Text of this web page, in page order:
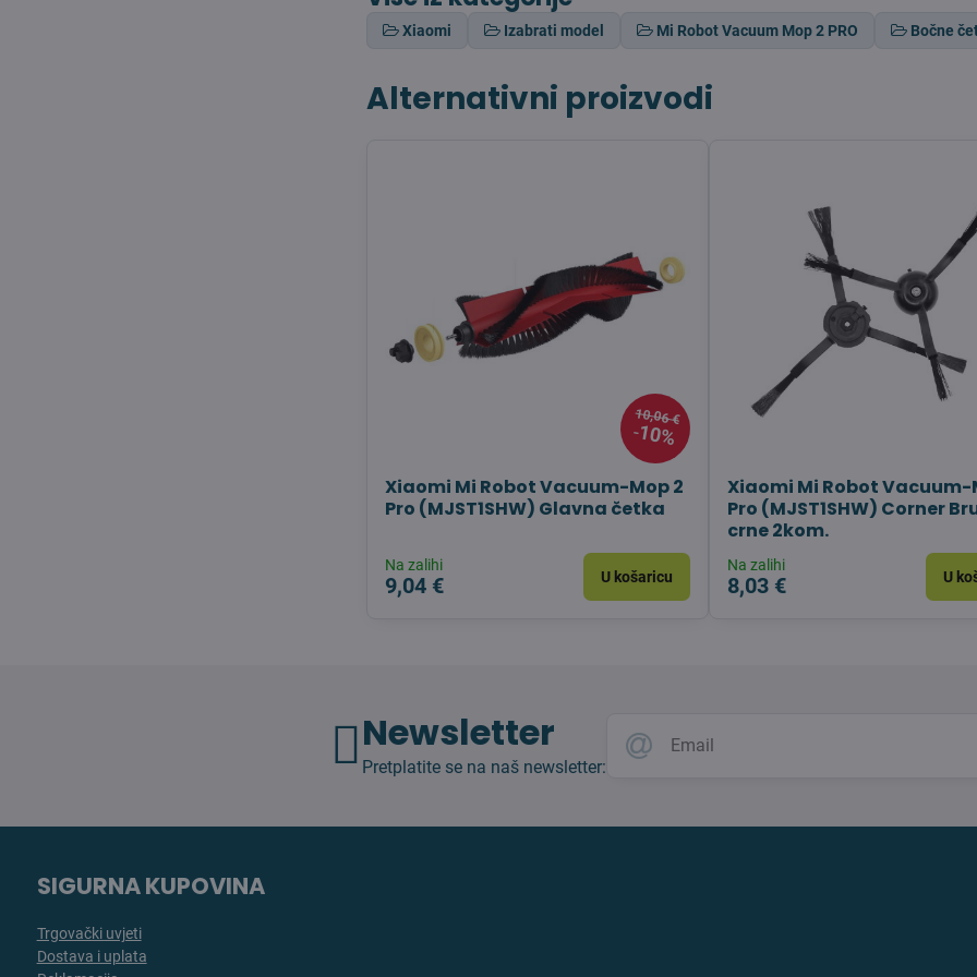
Xiaomi Izabrati model Mi Robot Vacuum Mop 2 PRO Bočne
Alternativni proizvodi
10,06 €
10%
Xiaomi Mi Robot Vacuum-Mop 2
Pro (MJST1SHW) Glavna četka
Na zalihi
9,04 € U košaricu
Xiaomi Mi Robot Vacuum-
Pro (MJST1SHW) Corner
crne 2kom.
Na zalihi
8,03 € U
Newsletter
Pretplatite se na naš newsletter:
SIGURNA KUPOVINA
Trgovački uvjeti
Dostava i uplata